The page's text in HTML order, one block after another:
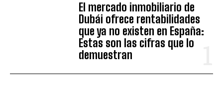
El mercado inmobiliario de
Dubái ofrece rentabilidades
que ya no existen en España:
Estas son las cifras que lo
demuestran